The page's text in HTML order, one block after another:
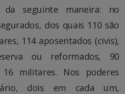
da seguinte maneira: no
dos quais 110 são
114 aposentados (civis),
ou reformados, 90
militares. Nos poderes
dois em cada um,